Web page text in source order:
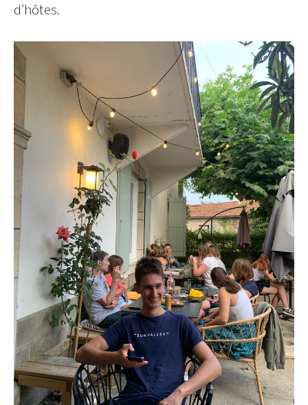
d’hôtes.